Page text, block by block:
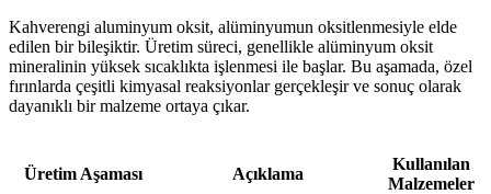
Kahverengi aluminyum oksit, alüminyumun oksitlenmesiyle elde
edilen bir bileşiktir. Üretim süreci, genellikle alüminyum oksit
mineralinin yüksek sıcaklıkta işlenmesi ile başlar. Bu aşamada, özel
fırınlarda çeşitli kimyasal reaksiyonlar gerçekleşir ve sonuç olarak
dayanıklı bir malzeme ortaya çıkar.
Üretim Aşaması Açıklama
Kullanılan
Malzemeler